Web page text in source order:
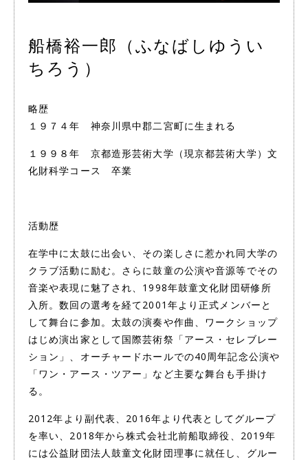
船橋裕一郎（ふなばしゆうい
ちろう）
略歴
１９７４年 神奈川県中郡二宮町に生まれる
１９９８年 京都造形芸術大学（現京都芸術大学）文
化財科学コース 卒業
活動歴
在学中に太鼓に出会い、その楽しさに惹かれ同大学の
クラブ活動に励む。さらに鼓童の公演や音源等でその
音楽や表現に魅了され、1998年鼓童文化財団研修所
入所。数回の選考を経て2001年より正式メンバーと
して舞台に参加。太鼓の演奏や作曲、ワークショップ
はじめ演出家として国際芸術祭「アース・セレブレー
ション」、オーチャードホールでの40周年記念公演や
「ワン・アース・ツアー」など主要な舞台も手掛け
る。
2012年より副代表、2016年より代表としてグループ
を率い、2018年から株式会社北前船取締役、2019年
には公益財団法人鼓童文化財団理事に就任し、グルー